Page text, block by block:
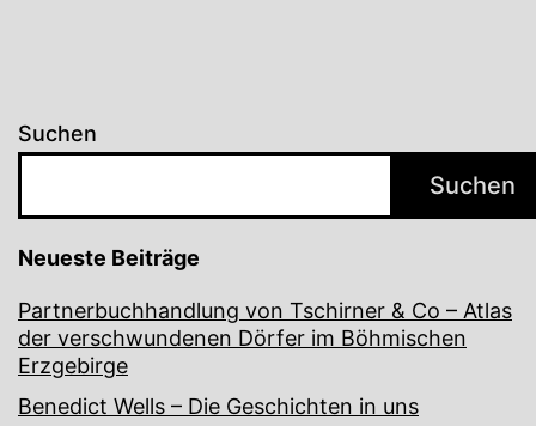
Suchen
Suchen
Neueste Beiträge
Partnerbuchhandlung von Tschirner & Co – Atlas
der verschwundenen Dörfer im Böhmischen
Erzgebirge
Benedict Wells – Die Geschichten in uns